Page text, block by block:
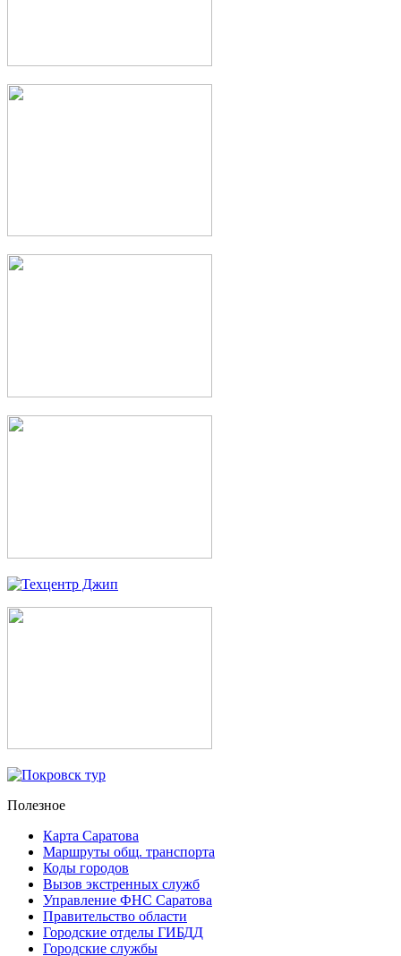
Полезное
Карта Саратова
Маршруты общ. транспорта
Коды городов
Вызов экстренных служб
Управление ФНС Саратова
Правительство области
Городские отделы ГИБДД
Городские службы